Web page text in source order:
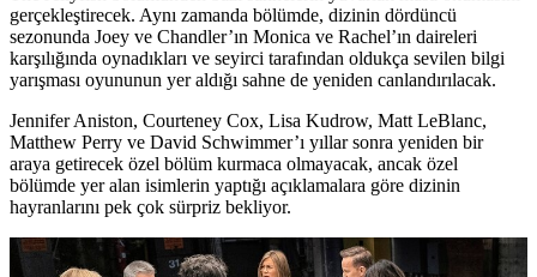
gerçekleştirecek. Aynı zamanda bölümde, dizinin dördüncü
sezonunda Joey ve Chandler’ın Monica ve Rachel’ın daireleri
karşılığında oynadıkları ve seyirci tarafından oldukça sevilen bilgi
yarışması oyununun yer aldığı sahne de yeniden canlandırılacak.
Jennifer Aniston, Courteney Cox, Lisa Kudrow, Matt LeBlanc,
Matthew Perry ve David Schwimmer’ı yıllar sonra yeniden bir
araya getirecek özel bölüm kurmaca olmayacak, ancak özel
bölümde yer alan isimlerin yaptığı açıklamalara göre dizinin
hayranlarını pek çok sürpriz bekliyor.